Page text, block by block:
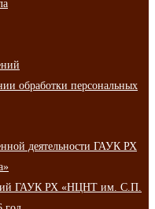
обработки персональных
деятельности ГАУК РХ
ГАУК РХ «НЦНТ им. С.П.